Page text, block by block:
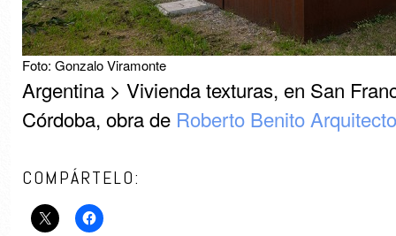
Foto: Gonzalo Viramonte
Argentina > Vivienda texturas, en San
Córdoba, obra de Roberto Benito Arquitecto
COMPÁRTELO: